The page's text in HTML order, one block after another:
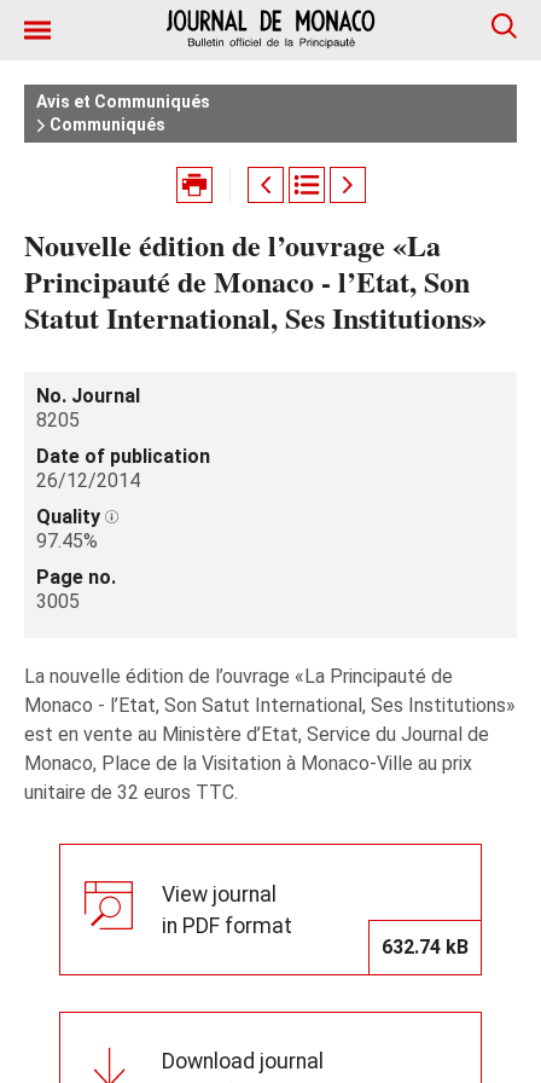
Avis et Communiqués
Communiqués
Nouvelle édition de l’ouvrage «La
Principauté de Monaco - l’Etat, Son
Statut International, Ses Institutions»
No. Journal
8205
Date of publication
26/12/2014
Quality
97.45%
Page no.
3005
La nouvelle édition de l’ouvrage «La Principauté de
Monaco - l’Etat, Son Satut International, Ses Institutions»
est en vente au Ministère d’Etat, Service du Journal de
Monaco, Place de la Visitation à Monaco-Ville au prix
unitaire de 32 euros TTC.
View journal
in PDF format
632.74 kB
Download journal